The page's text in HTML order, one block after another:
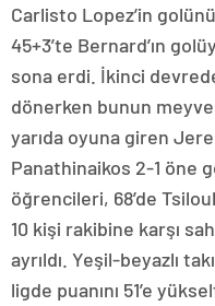
Carlisto Lopez’in
45+3’te Bernard’ın
sona erdi. İkinci
dönerken bunun
yarıda oyuna giren
Panathinaikos 2-1 öne
öğrencileri, 68’de
10 kişi rakibine karşı
ayrıldı. Yeşil-beyazlı
ligde puanını 51’e